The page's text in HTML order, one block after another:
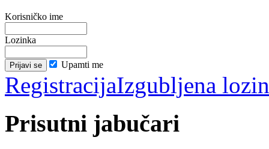
Korisničko ime
Lozinka
Upamti me
RegistracijaIzgubljena
Prisutni jabučari